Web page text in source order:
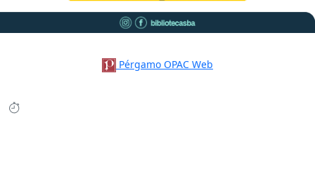
Pérgamo OPAC Web